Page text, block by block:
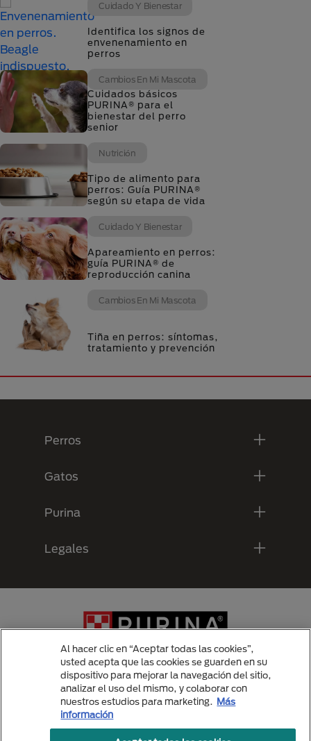
Cuidado Y Bienestar
Identifica los signos de
envenenamiento en
perros
Cambios En Mi Mascota
Cuidados básicos
PURINA® para el
bienestar del perro
senior
Nutrición
Tipo de alimento para
perros: Guía PURINA®
según su etapa de vida
Cuidado Y Bienestar
Apareamiento en perros:
guía PURINA® de
reproducción canina
Cambios En Mi Mascota
Tiña en perros: síntomas,
tratamiento y prevención
Perros
Gatos
Purina
Legales
Menu Footer Secundario Purina
Al hacer clic en “Aceptar todas las cookies”,
usted acepta que las cookies se guarden en su
dispositivo para mejorar la navegación del sitio,
analizar el uso del mismo, y colaborar con
nuestros estudios para marketing. Más
información